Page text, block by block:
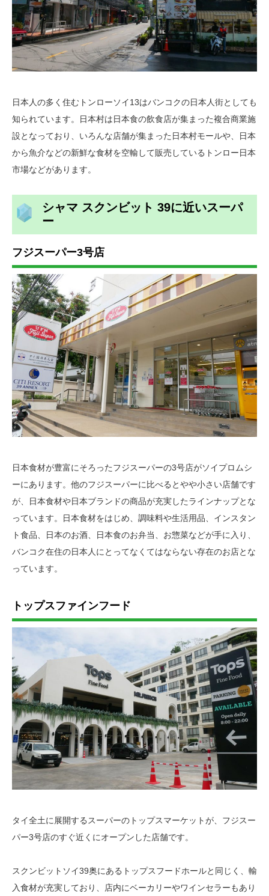
日本人の多く住むトンローソイ13はバンコクの日本人街としても
知られています。日本村は日本食の飲食店が集まった複合商業施
設となっており、いろんな店舗が集まった日本村モールや、日本
から魚介などの新鮮な食材を空輸して販売しているトンロー日本
市場などがあります。
シャマ スクンビット 39に近いスーパ
ー
フジスーパー3号店
日本食材が豊富にそろったフジスーパーの3号店がソイプロムシ
ーにあります。他のフジスーパーに比べるとやや小さい店舗です
が、日本食材や日本ブランドの商品が充実したラインナップとな
っています。日本食材をはじめ、調味料や生活用品 、インスタン
ト食品、日本のお酒、日本食のお弁当、お惣菜などが手に入り、
バンコク在住の日本人にとってなくてはならない存在のお店とな
っています。
トップスファインフード
タイ全土に展開するスーパーのトップスマーケットが、フジスー
パー3号店のすぐ近くにオープンした店舗です。
スクンビットソイ39奥にあるトップスフードホールと同じく、輸
入食材が充実しており、店内にベーカリーやワインセラーもあり